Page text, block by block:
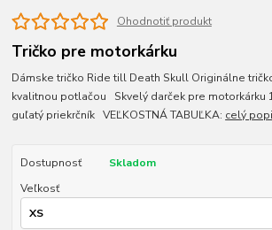
Ohodnotiť produkt
Tričko pre motorkárku
Dámske tričko Ride till Death Skull Originálne
kvalitnou potlačou Skvelý darček pre motorkárku
guľatý priekrčník VEĽKOSTNÁ TABUĽKA: celý
Dostupnosť
Skladom
Veľkosť